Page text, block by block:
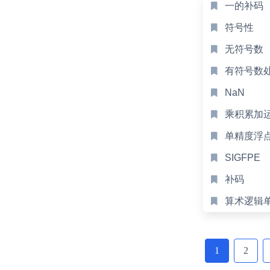
一的补码
符号性
无符号数
有符号数
NaN
乘积累加
单精度浮
SIGFPE
补码
算术逻辑
navigation
1 2